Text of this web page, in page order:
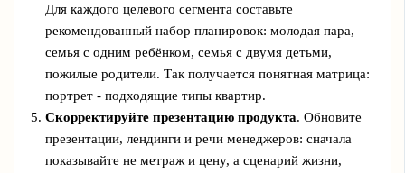
Для каждого целевого сегмента составьте
рекомендованный набор планировок: молодая пара,
семья с одним ребёнком, семья с двумя детьми,
пожилые родители. Так получается понятная матрица:
портрет - подходящие типы квартир.
Скорректируйте презентацию продукта. Обновите
презентации, лендинги и речи менеджеров: сначала
показывайте не метраж и цену, а сценарий жизни,